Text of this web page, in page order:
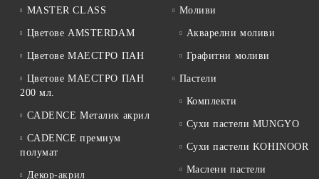
MASTER CLASS
Цветове AMSTERDAM
Цветове МАЕСТРО ПАН
Цветове МАЕСТРО ПАН
200 мл.
CADENCE Металик акрил
CADENCE премиум
полумат
Декор-акрил
Моливи
Акварелни моливи
Графитни моливи
Пастели
Комплекти
Сухи пастели MUNGYO
Сухи пастели KOHINOOR
Маслени пастели